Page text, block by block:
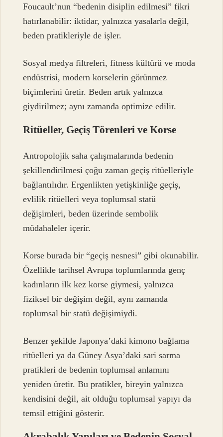
Foucault’nun “bedenin disiplin edilmesi” fikri
hatırlanabilir: iktidar, yalnızca yasalarla değil,
beden pratikleriyle de işler.
Sosyal medya filtreleri, fitness kültürü ve moda
endüstrisi, modern korselerin görünmez
biçimlerini üretir. Beden artık yalnızca
giydirilmez; aynı zamanda optimize edilir.
Ritüeller, Geçiş Törenleri ve Korse
Antropolojik saha çalışmalarında bedenin
şekillendirilmesi çoğu zaman geçiş ritüelleriyle
bağlantılıdır. Ergenlikten yetişkinliğe geçiş,
evlilik ritüelleri veya toplumsal statü
değişimleri, beden üzerinde sembolik
müdahaleler içerir.
Korse burada bir “geçiş nesnesi” gibi okunabilir.
Özellikle tarihsel Avrupa toplumlarında genç
kadınların ilk kez korse giymesi, yalnızca
fiziksel bir değişim değil, aynı zamanda
toplumsal bir statü değişimiydi.
Benzer şekilde Japonya’daki kimono bağlama
ritüelleri ya da Güney Asya’daki sari sarma
pratikleri de bedenin toplumsal anlamını
yeniden üretir. Bu pratikler, bireyin yalnızca
kendisini değil, ait olduğu toplumsal yapıyı da
temsil ettiğini gösterir.